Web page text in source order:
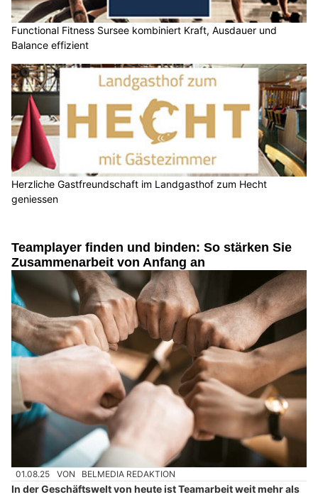
Functional Fitness Sursee kombiniert Kraft, Ausdauer und
Balance effizient
Herzliche Gastfreundschaft im Landgasthof zum Hecht
geniessen
Teamplayer finden und binden: So stärken Sie
Zusammenarbeit von Anfang an
01.08.25 VON BELMEDIA REDAKTION
In der Geschäftswelt von heute ist Teamarbeit weit mehr als